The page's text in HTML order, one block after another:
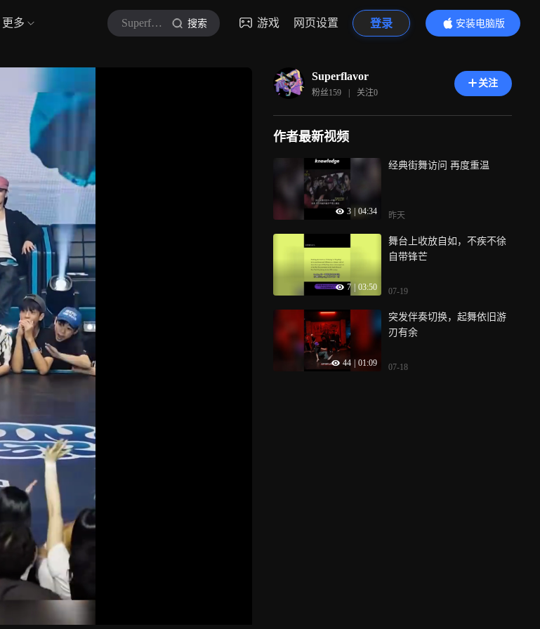
更多 Superflavor 搜索 游戏 网页设置 登录
安装电脑版
内容更精彩
Superflavor
粉丝159 | 关注0
关注
作者最新视频
3 04:34
经典街舞访问 再度重温
昨天
7 03:50
舞台上收放自如，不疾不徐
自带锋芒
07-19
44 01:09
突发伴奏切换，起舞依旧游
刃有余
07-18